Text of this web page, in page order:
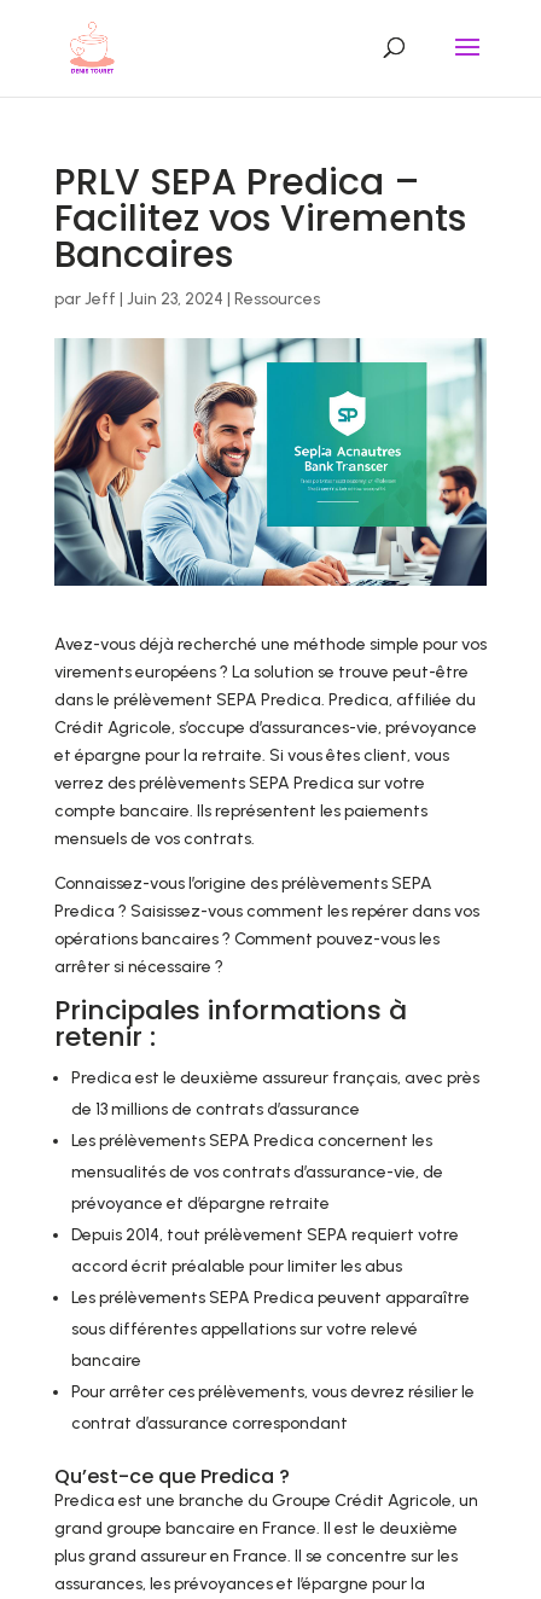
PRLV SEPA Predica –
Facilitez vos Virements
Bancaires
parJeff | Juin 23, 2024 | Ressources
Avez-vous déjà recherché une méthode simple pour vos
virements européens ? La solution se trouve peut-être
dans le prélèvement SEPA Predica. Predica, affiliée du
Crédit Agricole, s’occupe d’assurances-vie, prévoyance
et épargne pour la retraite. Si vous êtes client, vous
verrez des prélèvements SEPA Predica sur votre
compte bancaire. Ils représentent les paiements
mensuels de vos contrats.
Connaissez-vous l’origine des prélèvements SEPA
Predica ? Saisissez-vous comment les repérer dans vos
opérations bancaires ? Comment pouvez-vous les
arrêter si nécessaire ?
Principales informations à
retenir :
Predica est le deuxième assureur français, avec près
de 13 millions de contrats d’assurance
Les prélèvements SEPA Predica concernent les
mensualités de vos contrats d’assurance-vie, de
prévoyance et d’épargne retraite
Depuis 2014, tout prélèvement SEPA requiert votre
accord écrit préalable pour limiter les abus
Les prélèvements SEPA Predica peuvent apparaître
sous différentes appellations sur votre relevé
bancaire
Pour arrêter ces prélèvements, vous devrez résilier le
contrat d’assurance correspondant
Qu’est-ce que Predica ?
Predica est une branche du Groupe Crédit Agricole, un
grand groupe bancaire en France. Il est le deuxième
plus grand assureur en France. Il se concentre sur les
assurances, les prévoyances et l’épargne pour la